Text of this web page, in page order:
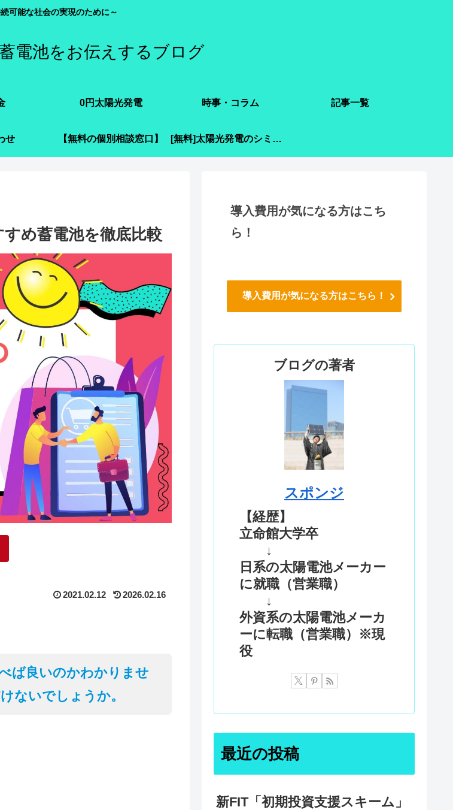
続可能な社会の実現のために～
電池をお伝えするブログ
0円太陽光発電 時事・コラム 記事一覧
せ 【無料の個別相談窓口】 [無料]太陽光発電のシミュレーション
すめ蓄電池を徹底比較
2021.02.12 2026.02.16
ば良いのかわかりませ
ないでしょうか。
導入費用が気になる方はこち
ら！
導入費用が気になる方はこちら！
ブログの著者
スポンジ
【経歴】
立命館大学卒
↓
日系の太陽電池メーカー
に就職（営業職）
↓
外資系の太陽電池メーカ
ーに転職（営業職）※現
役
最近の投稿
新FIT「初期投資支援スキーム」